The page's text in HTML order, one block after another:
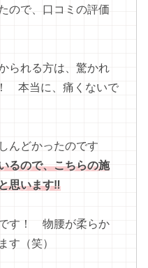
ので、口コミの評価
られる方は、驚かれ
本当に、痛くないで
んどかったのです
るので、こちらの施
思います‼︎
す！ 物腰が柔らか
す（笑）